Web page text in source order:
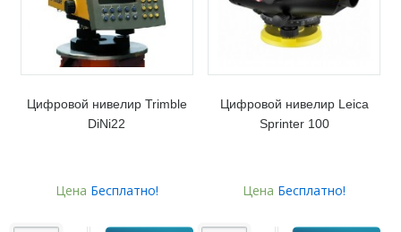
Цифровой нивелир Trimble
DiNi22
Цена Бесплатно!
Цифровой нивелир Leica
Sprinter 100
Цена Бесплатно!